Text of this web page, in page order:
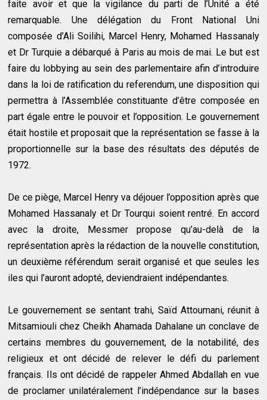
faite avoir et que la vigilance du parti de l’Unité a été
remarquable. Une délégation du Front National Uni
composée d’Ali Soilihi, Marcel Henry, Mohamed Hassanaly
et Dr Turquie a débarqué à Paris au mois de mai. Le but est
faire du lobbying au sein des parlementaire afin d’introduire
dans la loi de ratification du referendum, une disposition qui
permettra à l’Assemblée constituante d’être composée en
part égale entre le pouvoir et l’opposition. Le gouvernement
était hostile et proposait que la représentation se fasse à la
proportionnelle sur la base des résultats des députés de
1972.
De ce piège, Marcel Henry va déjouer l’opposition après que
Mohamed Hassanaly et Dr Tourqui soient rentré. En accord
avec la droite, Messmer propose qu’au-delà de la
représentation après la rédaction de la nouvelle constitution,
un deuxième référendum serait organisé et que seules les
iles qui l’auront adopté, deviendraient indépendantes.
Le gouvernement se sentant trahi, Saïd Attoumani, réunit à
Mitsamiouli chez Cheikh Ahamada Dahalane un conclave de
certains membres du gouvernement, de la notabilité, des
religieux et ont décidé de relever le défi du parlement
français. Ils ont décidé de rappeler Ahmed Abdallah en vue
de proclamer unilatéralement l’indépendance sur la bases